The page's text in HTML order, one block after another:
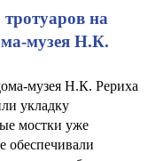
тротуаров на
музея Н.К.
музея Н.К. Рериха
укладку
мостки уже
обеспечивали